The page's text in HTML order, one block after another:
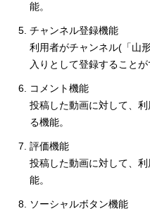
能。
チャンネル登録機能
利用者がチャンネル(「山
入りとして登録することが
コメント機能
投稿した動画に対して、
る機能。
評価機能
投稿した動画に対して、
能。
ソーシャルボタン機能